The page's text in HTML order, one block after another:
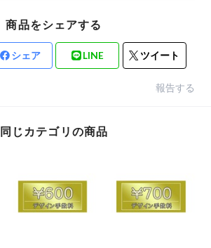
商品をシェアする
シェア LINE ツイート
報告する
同じカテゴリの商品